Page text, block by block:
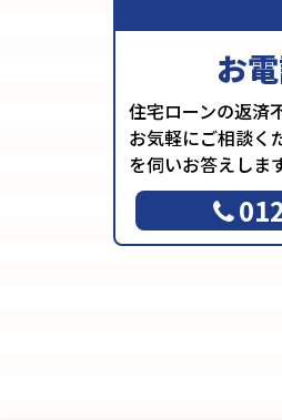
お
住宅ローンの返済
お気軽にご相談く
を伺いお答えします